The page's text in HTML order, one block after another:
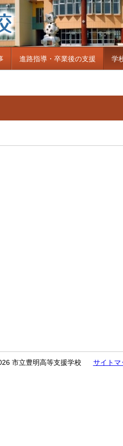
進路指導・卒業後の支援 学
市立豊明高等支援学校 サイトマ